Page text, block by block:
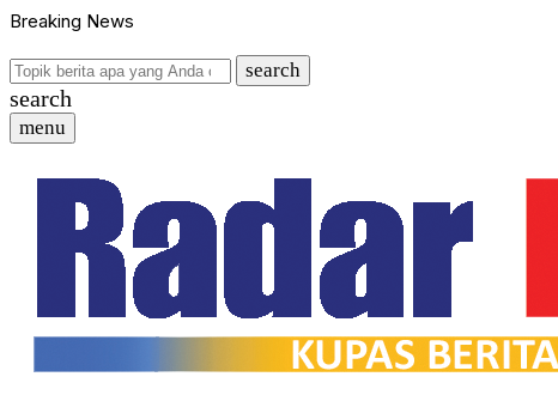
Breaking News
search
search
menu